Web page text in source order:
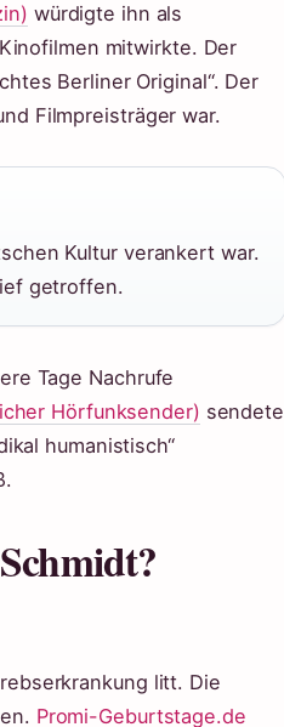
würdigte ihn als
mitwirkte. Der
Berliner Original“. Der
Filmpreisträger war.
Kultur verankert war.
getroffen.
Tage Nachrufe
Hörfunksender) sendete
humanistisch“
litt. Die
Promi-Geburtstage.de